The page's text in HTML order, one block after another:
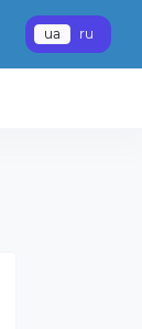
ua ru